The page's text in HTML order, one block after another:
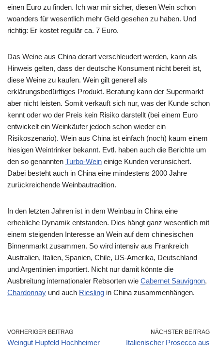
einen Euro zu finden. Ich war mir sicher, diesen Wein schon
woanders für wesentlich mehr Geld gesehen zu haben. Und
richtig: Er kostet regulär ca. 7 Euro.
Das Weine aus China derart verschleudert werden, kann als
Hinweis gelten, dass der deutsche Konsument nicht bereit ist,
diese Weine zu kaufen. Wein gilt generell als
erklärungsbedürftiges Produkt. Beratung kann der Supermarkt
aber nicht leisten. Somit verkauft sich nur, was der Kunde schon
kennt oder wo der Preis kein Risiko darstellt (bei einem Euro
entwickelt ein Weinkäufer jedoch schon wieder ein
Risikoszenario). Wein aus China ist einfach (noch) kaum einem
hiesigen Weintrinker bekannt. Evtl. haben auch die Berichte um
den so genannten Turbo-Wein einige Kunden verunsichert.
Dabei besteht auch in China eine mindestens 2000 Jahre
zurückreichende Weinbautradition.
In den letzten Jahren ist in dem Weinbau in China eine
erhebliche Dynamik entstanden. Dies hängt ganz wesentlich mit
einem steigenden Interesse an Wein auf dem chinesischen
Binnenmarkt zusammen. So wird intensiv aus Frankreich
Australien, Italien, Spanien, Chile, US-Amerika, Deutschland
und Argentinien importiert. Nicht nur damit könnte die
Ausbreitung internationaler Rebsorten wie Cabernet Sauvignon,
Chardonnay und auch Riesling in China zusammenhängen.
VORHERIGER BEITRAG
Weingut Hupfeld Hochheimer
NÄCHSTER BEITRAG
Italienischer Prosecco aus